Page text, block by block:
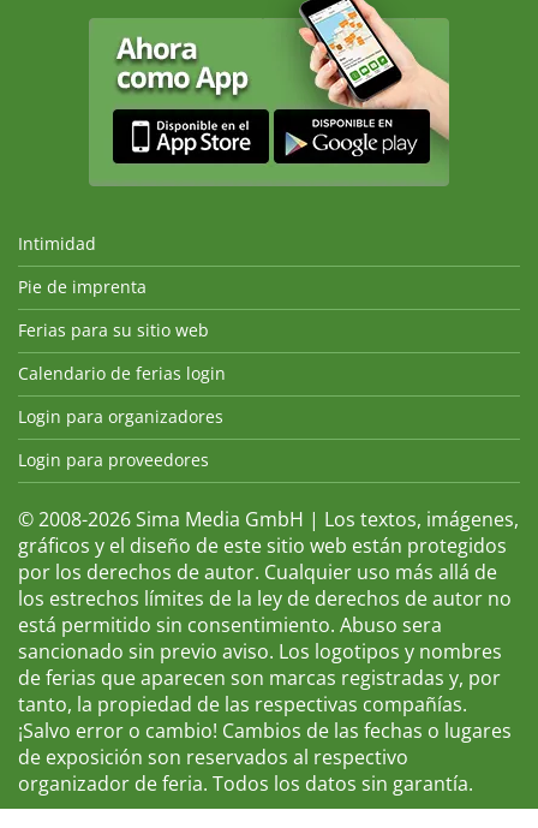
Intimidad
Pie de imprenta
Ferias para su sitio web
Calendario de ferias login
Login para organizadores
Login para proveedores
© 2008-2026 Sima Media GmbH | Los textos, imágenes,
gráficos y el diseño de este sitio web están protegidos
por los derechos de autor. Cualquier uso más allá de
los estrechos límites de la ley de derechos de autor no
está permitido sin consentimiento. Abuso sera
sancionado sin previo aviso. Los logotipos y nombres
de ferias que aparecen son marcas registradas y, por
tanto, la propiedad de las respectivas compañías.
¡Salvo error o cambio! Cambios de las fechas o lugares
de exposición son reservados al respectivo
organizador de feria. Todos los datos sin garantía.